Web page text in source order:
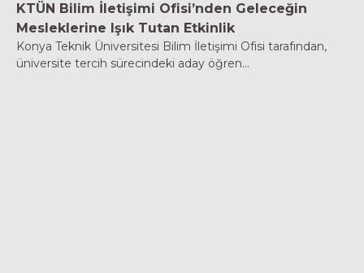
KTÜN Bilim İletişimi Ofisi’nden Geleceğin
Mesleklerine Işık Tutan Etkinlik
Konya Teknik Üniversitesi Bilim İletişimi Ofisi tarafından,
üniversite tercih sürecindeki aday öğren...